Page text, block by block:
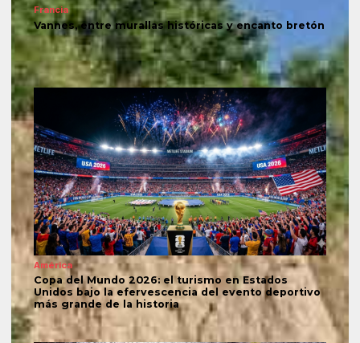
Francia
Vannes, entre murallas históricas y encanto bretón
América
Copa del Mundo 2026: el turismo en Estados
Unidos bajo la efervescencia del evento deportivo
más grande de la historia